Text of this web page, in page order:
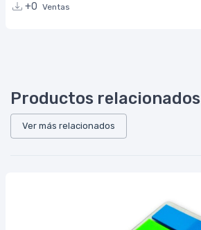
+0 Ventas
Productos relacionados
Ver más relacionados